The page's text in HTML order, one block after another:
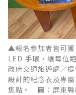
▲報名參加者皆可獲
LED 手環，讓每位
政府交通旅遊處／
設計的紀念衣及專
焦點。 圖：屏東縣